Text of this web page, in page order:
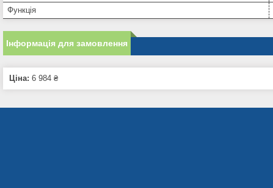
Функція
Інформація для замовлення
Ціна: 6 984 ₴